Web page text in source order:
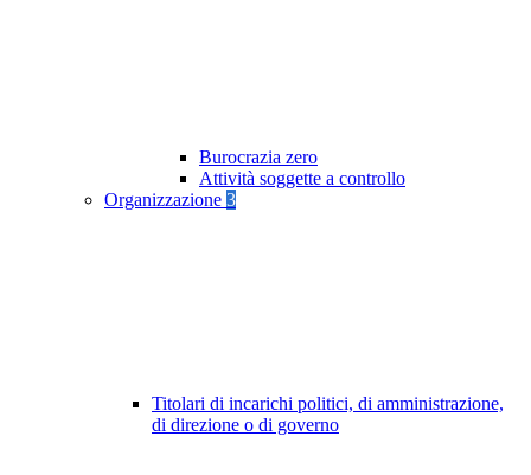
Burocrazia zero
Attività soggette a controllo
Organizzazione 3
Titolari di incarichi politici, di amministrazione,
di direzione o di governo